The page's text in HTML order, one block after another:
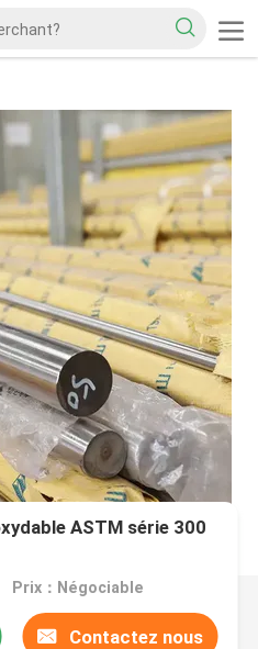
ASTM série 300
Prix：Négociable
Contactez nous